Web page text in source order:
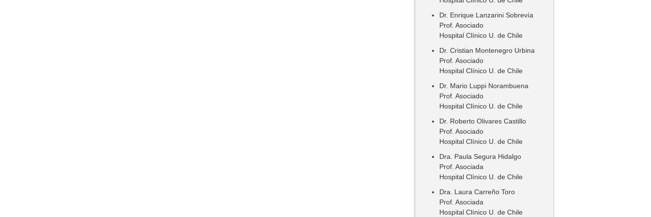
Dr. Enrique Lanzarini Sobrevía
Prof. Asociado
Hospital Clínico U. de Chile
Dr. Cristian Montenegro Urbina
Prof. Asociado
Hospital Clínico U. de Chile
Dr. Mario Luppi Norambuena
Prof. Asociado
Hospital Clínico U. de Chile
Dr. Roberto Olivares Castillo
Prof. Asociado
Hospital Clínico U. de Chile
Dra. Paula Segura Hidalgo
Prof. Asociada
Hospital Clínico U. de Chile
Dra. Laura Carreño Toro
Prof. Asociada
Hospital Clínico U. de Chile